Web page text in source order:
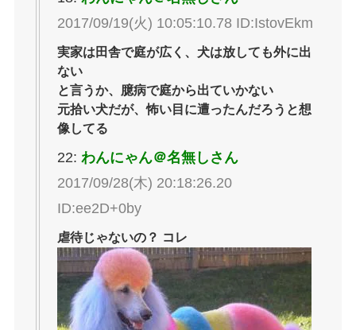
2017/09/19(火) 10:05:10.78 ID:IstovEkm
実家は田舎で庭が広く、犬は放しても外に出
ない
と言うか、臆病で庭から出ていかない
元拾い犬だが、怖い目に遭ったんだろうと想
像してる
22: わんにゃん＠名無しさん
2017/09/28(木) 20:18:26.20
ID:ee2D+0by
虐待じゃないの？ コレ